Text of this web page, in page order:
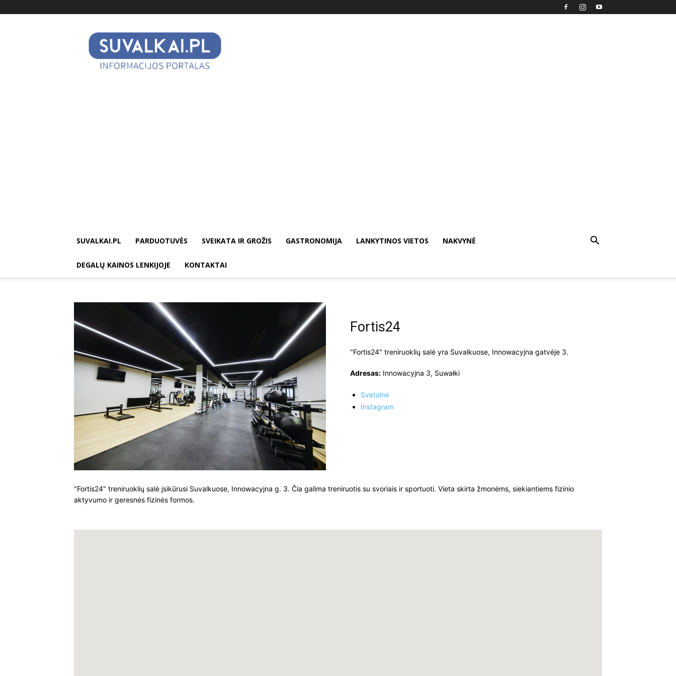
suvalkai.pl
SUVALKAI.PL PARDUOTUVĖS SVEIKATA IR GROŽIS GASTRONOMIJA LANKYTINOS VIETOS NAKVYNĖ
DEGALŲ KAINOS LENKIJOJE KONTAKTAI
Fortis24
"Fortis24" treniruoklių salė yra Suvalkuose, Innowacyjna gatvėje 3.
Adresas: Innowacyjna 3, Suwałki
Svetainė
Instagram
"Fortis24" treniruoklių salė įsikūrusi Suvalkuose, Innowacyjna g. 3. Čia galima treniruotis su svoriais ir sportuoti. Vieta skirta žmonėms, siekiantiems fizinio
aktyvumo ir geresnės fizinės formos.